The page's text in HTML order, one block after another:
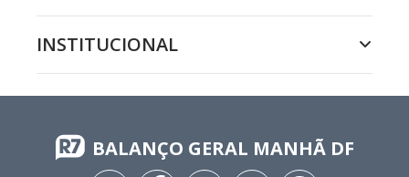
INSTITUCIONAL
BALANÇO GERAL MANHÃ DF